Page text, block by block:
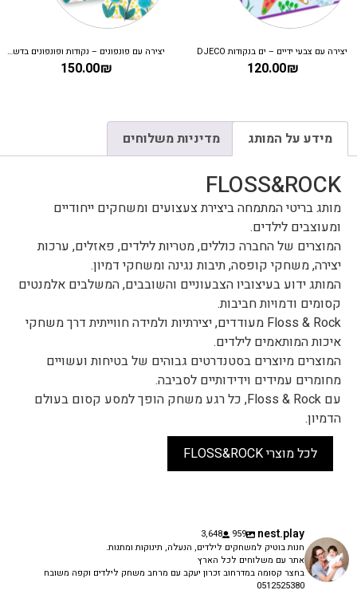
יצירה עם צבעי ידיים – ים בנקודות DJECO
120.00₪
יצירה עם פונפונים – נקודות ופונפונים בדשא DJECO
150.00₪
מידע על המותג מדיניות משלוחים
FLOSS&ROCK
מותג בריטי המתמחה ביצירת צעצועים ומשחקים ייחודיים
ומעוצבים לילדים.
המוצרים של החברה כוללים, מטריות לילדים, פאזלים, ערכות
יצירה, משחקי קופסה, תיבות נגינה ומשחקי דמיון.
המותג ידוע בעיצוביו הצבעוניים והשובבים, המשלבים אלמנטים
קסומים ודמויות חביבות.
Floss & Rock מעודדים, יצירתיות ולמידה חווייתית דרך משחקי
איכות המותאמים לילדים.
המוצרים מיוצרים בסטנדרטים גבוהים של בטיחות ועשויים
מחומרים עמידים וידידותיים לסביבה.
עם Floss & Rock, כל רגע משחק הופך למסע קסום בעולם
הדמיון.
לכל מוצרי FLOSS&ROCK
nest.play
959
3,648
חנות בוטיק למשחקים לילדים, הנעלה, תינוקות ומתנות.
אתר עם משלוחים לכל הארץ
בחצר קסומה במדרחוב זכרון יעקב עם מרחב משחק לילדים וקפה משובח
0512525380